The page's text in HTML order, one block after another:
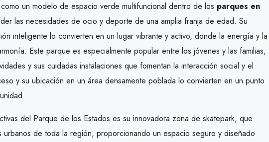
un modelo de espacio verde multifuncional dentro de los parques en
las necesidades de ocio y deporte de una amplia franja de edad. Su
inteligente lo convierten en un lugar vibrante y activo, donde la energía y la
Este parque es especialmente popular entre los jóvenes y las familias,
y sus cuidadas instalaciones que fomentan la interacción social y el
y su ubicación en un área densamente poblada lo convierten en un punto
del Parque de los Estados es su innovadora zona de skatepark, que
urbanos de toda la región, proporcionando un espacio seguro y diseñado